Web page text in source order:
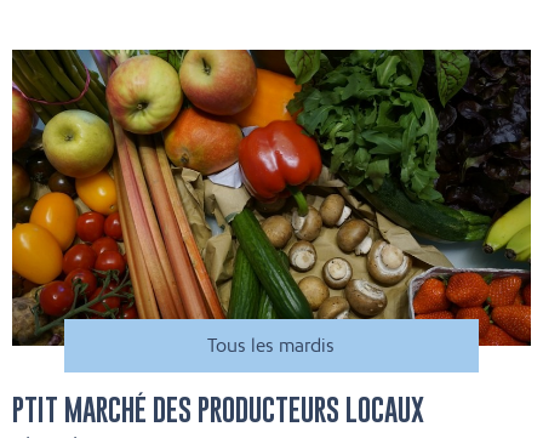
Tous les mardis
PTIT MARCHÉ DES PRODUCTEURS LOCAUX